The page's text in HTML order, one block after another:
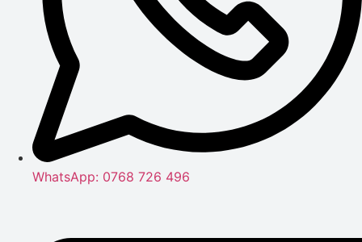
WhatsApp: 0768 726 496